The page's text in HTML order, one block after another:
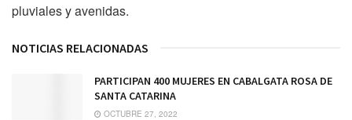
pluviales y avenidas.
NOTICIAS RELACIONADAS
PARTICIPAN 400 MUJERES EN CABALGATA ROSA DE
SANTA CATARINA
OCTUBRE 27, 2022